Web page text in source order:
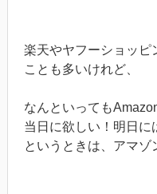
楽天やヤフーショッピ
ことも多いけれど、
なんといっても
当日に欲しい！明日に
というときは、アマゾ